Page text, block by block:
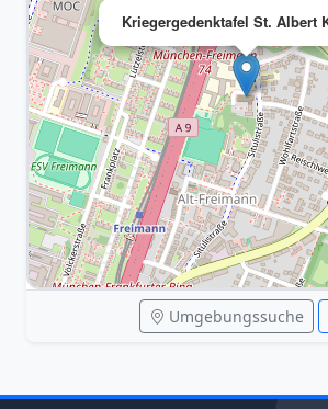
Kriegergedenktafel St. Albert
Umgebungssuche